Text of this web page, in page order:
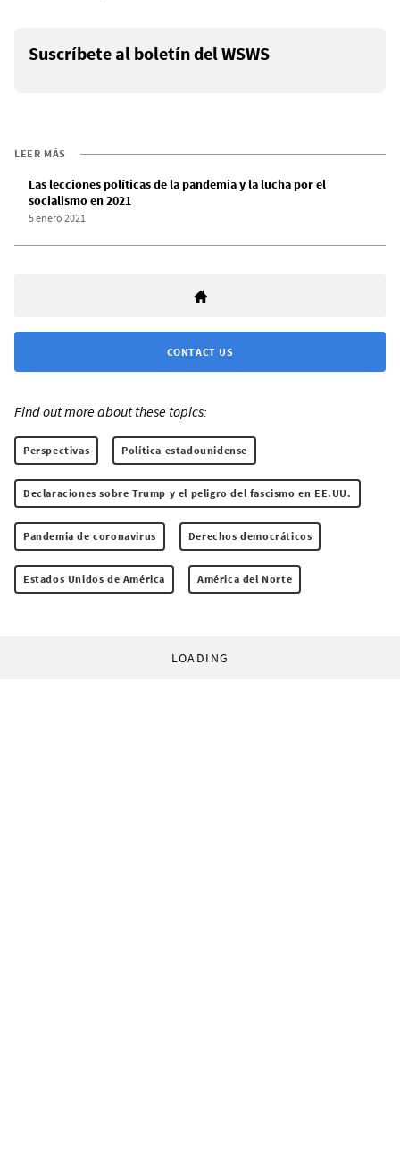
Suscríbete al boletín del WSWS
LEER MÁS
Las lecciones políticas de la pandemia y la lucha por el
socialismo en 2021
5 enero 2021
CONTACT US
Find out more about these topics:
Perspectivas Política estadounidense
Declaraciones sobre Trump y el peligro del fascismo en EE.UU.
Pandemia de coronavirus Derechos democráticos
Estados Unidos de América América del Norte
LOADING